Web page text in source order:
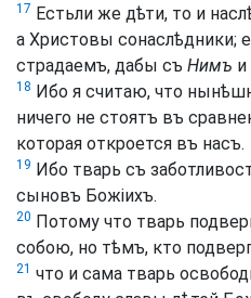
17 Естьли же дѣти, то и
а Христовы сонаслѣдники;
страдаемъ, дабы съ Нимъ и
18 Ибо я считаю, что
ничего не стоятъ въ
которая откроется въ насъ.
19 Ибо тварь съ
сыновъ Божіихъ.
20 Потому что тварь
собою, но тѣмъ, кто
21 что и сама тварь